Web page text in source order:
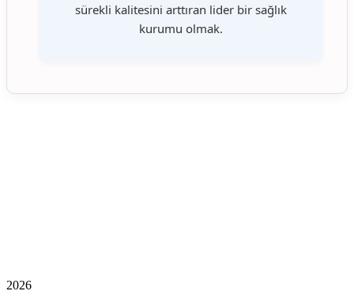
sürekli kalitesini arttıran lider bir sağlık
kurumu olmak.
2026